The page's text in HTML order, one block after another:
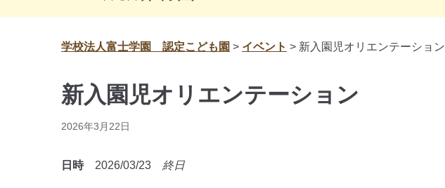
プ
学校法人富士学園 認定こども園 > イベント > 新入園児オリエンテーション
新入園児オリエンテーション
2026年3月22日
日時2026/03/23 終日